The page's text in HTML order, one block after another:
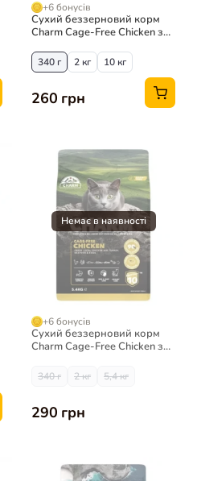
+6 бонусів
Сухий беззерновий корм
Charm Cage-Free Chicken з
340 г 2 кг 10 кг
260 грн
+6 бонусів
Сухий беззерновий корм
Charm Cage-Free Chicken з
340 г 2 кг 5,4 кг
290 грн